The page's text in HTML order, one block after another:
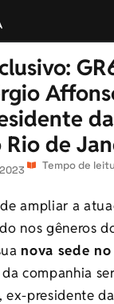
Rio de
Tempo de
ampliar a
nos gêneros
nova sede
companhia
, ex-presidente